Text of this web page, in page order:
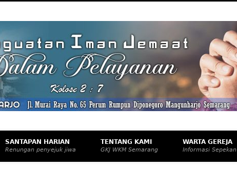
Teknologi, dan Budaya Apresiatif
SANTAPAN HARIAN
Renungan penyejuk jiwa
TENTANG KAMI
GKJ WKM Semarang
WARTA GEREJA
Informasi Sepekan